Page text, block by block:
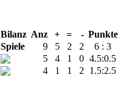
Bilanz Anz + = - Punkte
Spiele 9 5 2 2
6 : 3
5 4 1 0 4.5:0.5
4 1 1 2
1.5:2.5